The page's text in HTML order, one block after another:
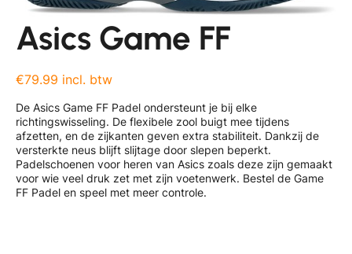
Asics Game FF
€79.99 incl. btw
De Asics Game FF Padel ondersteunt je bij elke
richtingswisseling. De flexibele zool buigt mee tijdens
afzetten, en de zijkanten geven extra stabiliteit. Dankzij de
versterkte neus blijft slijtage door slepen beperkt.
Padelschoenen voor heren van Asics zoals deze zijn gemaakt
voor wie veel druk zet met zijn voetenwerk. Bestel de Game
FF Padel en speel met meer controle.